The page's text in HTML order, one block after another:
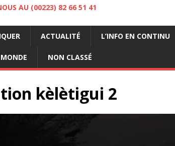
AU (00223) 82 66 51 41
ACTUALITÉ L’INFO EN CONTINU
MONDE NON CLASSÉ
kèlètigui 2